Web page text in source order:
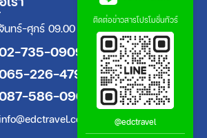
นทร์-ศุกร์ 09.00 - 18.00 น.
735-0909
226-4794
586-0909
info@edctravel.co.th
ติดต่อข่าวสารโปรโมชั่นทัวร์
@edctravel